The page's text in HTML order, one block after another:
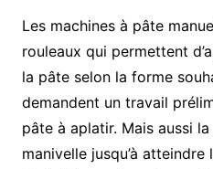
Les machines à pâte
rouleaux qui permettent
la pâte selon la forme
demandent un travail
pâte à aplatir. Mais aussi
manivelle jusqu’à atteindre